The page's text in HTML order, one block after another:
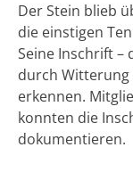
Der Stein blieb
die einstigen
Seine Inschrift –
durch Witterung
erkennen.
konnten die
dokumentieren.